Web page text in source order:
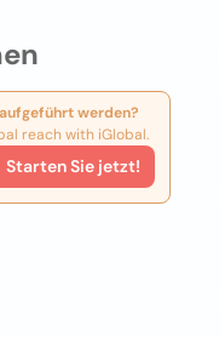
werden?
reach with iGlobal.
Starten Sie jetzt!